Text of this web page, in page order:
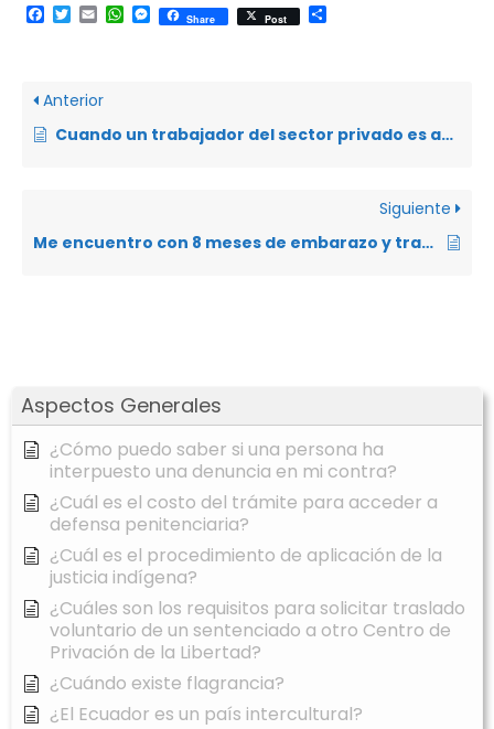
Aspectos Generales
¿Cómo puedo saber si una persona ha
interpuesto una denuncia en mi contra?
¿Cuál es el costo del trámite para acceder a
defensa penitenciaria?
¿Cuál es el procedimiento de aplicación de la
justicia indígena?
¿Cuáles son los requisitos para solicitar traslado
voluntario de un sentenciado a otro Centro de
Privación de la Libertad?
¿Cuándo existe flagrancia?
¿El Ecuador es un país intercultural?
Facebook
Twitter
EmailWhatsApp
Messenger
Share Post
Anterior
Cuando un trabajador del sector privado es asegurado en el IESS ¿Cuánto le descuentan mensualmente de su salario?
Siguiente
Me encuentro con 8 meses de embarazo y trabajo bajo relación de dependencia, mi empleador me ha manifestado que por mi condición ya no puede mantenerme en la empresa y que presente mi renuncia o procedería a despedirme ¿Qué puedo hacer?